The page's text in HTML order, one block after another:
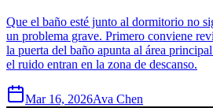
Que el baño esté junto al dormitorio no
un problema grave. Primero conviene
la puerta del baño apunta al área
el ruido entran en la zona de descanso.
Mar 16, 2026Ava Chen